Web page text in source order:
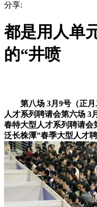
分享:
都是用人单
的“井喷
第八场 3月9号（正月
人才系列聘请会第六场 3
春特大型人才系列聘请会
泛长株潭”春季大型人才